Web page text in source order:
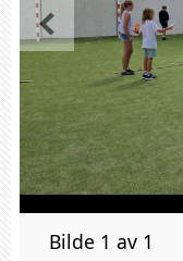
Bilde 1 av 1